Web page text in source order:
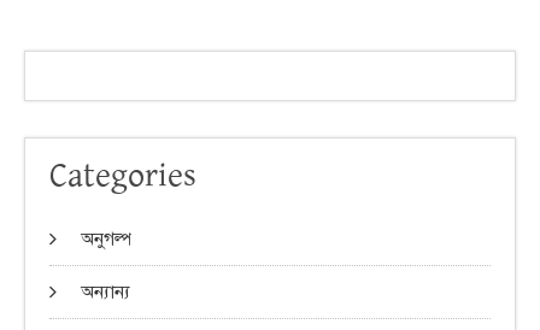
Categories
অনুগল্প
অন্যান্য